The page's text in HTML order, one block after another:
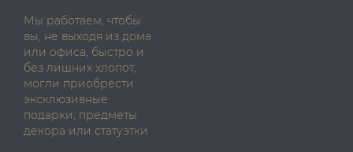
Мы работаем, чтобы
вы, не выходя из дома
или офиса, быстро и
без лишних хлопот,
могли приобрести
эксклюзивные
подарки, предметы
декора или статуэтки